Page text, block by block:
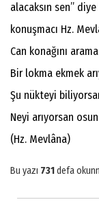
alacaksın sen”
konuşmacı Hz.
Can konağını
Bir lokma ekmek
Şu nükteyi
Neyi arıyorsan
(Hz. Mevlâna)
Bu yazı 731defa